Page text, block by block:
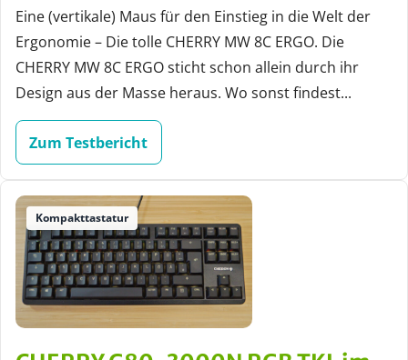
Eine (vertikale) Maus für den Einstieg in die Welt der
Ergonomie – Die tolle CHERRY MW 8C ERGO. Die
CHERRY MW 8C ERGO sticht schon allein durch ihr
Design aus der Masse heraus. Wo sonst findest...
Zum Testbericht
Kompakttastatur